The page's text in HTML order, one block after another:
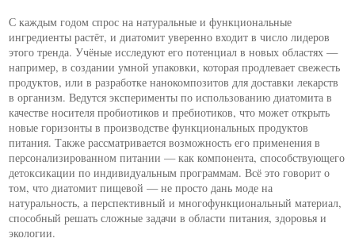
С каждым годом спрос на натуральные и функциональные
ингредиенты растёт, и диатомит уверенно входит в число лидеров
этого тренда. Учёные исследуют его потенциал в новых областях —
например, в создании умной упаковки, которая продлевает свежесть
продуктов, или в разработке нанокомпозитов для доставки лекарств
в организм. Ведутся эксперименты по использованию диатомита в
качестве носителя пробиотиков и пребиотиков, что может открыть
новые горизонты в производстве функциональных продуктов
питания. Также рассматривается возможность его применения в
персонализированном питании — как компонента, способствующего
детоксикации по индивидуальным программам. Всё это говорит о
том, что диатомит пищевой — не просто дань моде на
натуральность, а перспективный и многофункциональный материал,
способный решать сложные задачи в области питания, здоровья и
экологии.